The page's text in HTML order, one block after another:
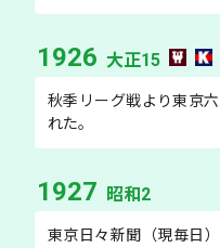
1926 大正15
秋季リーグ戦より東京
れた。
1927 昭和2
東京日々新聞（現毎日